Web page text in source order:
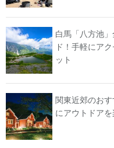
白馬「八方池
ド！手軽にア
ット
関東近郊のお
にアウトドア